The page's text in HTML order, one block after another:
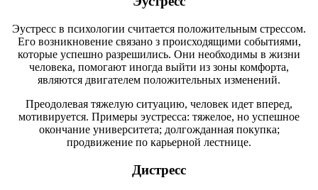
Эустресс в психологии считается положительным стрессом.
Его возникновение связано з происходящими событиями,
которые успешно разрешились. Они необходимы в жизни
человека, помогают иногда выйти из зоны комфорта,
являются двигателем положительных изменений.
Преодолевая тяжелую ситуацию, человек идет вперед,
мотивируется. Примеры эустресса: тяжелое, но успешное
окончание университета; долгожданная покупка;
продвижение по карьерной лестнице.
Дистресс